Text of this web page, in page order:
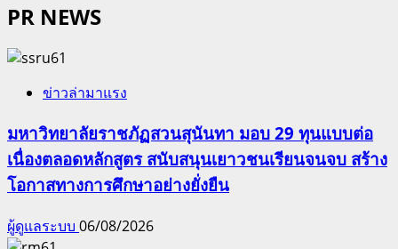
PR NEWS
ข่าวล่ามาแรง
มหาวิทยาลัยราชภัฏสวนสุนันทา มอบ 29 ทุนแบบต่อ
เนื่องตลอดหลักสูตร สนับสนุนเยาวชนเรียนจนจบ สร้าง
โอกาสทางการศึกษาอย่างยั่งยืน
ผู้ดูแลระบบ 06/08/2026